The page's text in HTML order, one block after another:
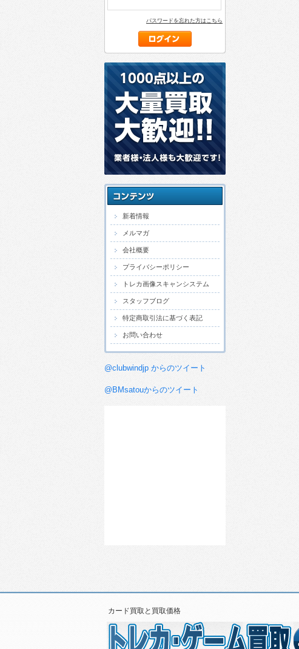
パスワードを忘れた方はこちら
新着情報
メルマガ
会社概要
プライバシーポリシー
トレカ画像スキャンシステム
スタッフブログ
特定商取引法に基づく表記
お問い合わせ
@clubwindjp からのツイート
@BMsatouからのツイート
カード買取と買取価格